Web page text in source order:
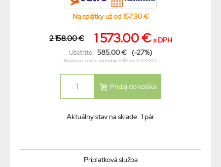
Na splátky už od 157.30 €
2 158.00 € 1 573.00 € s DPH
Ušetríte 585.00 € (-27%)
Najnižšia cena za posledných 30 dní: 1 573.00 €
Aktuálny stav na sklade: 1 pár
Príplatková služba